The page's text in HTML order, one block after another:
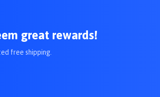
great rewards!
free shipping.